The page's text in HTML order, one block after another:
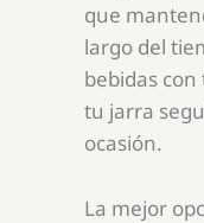
que
largo del
bebidas
tu jarra
ocasión.
La mejor